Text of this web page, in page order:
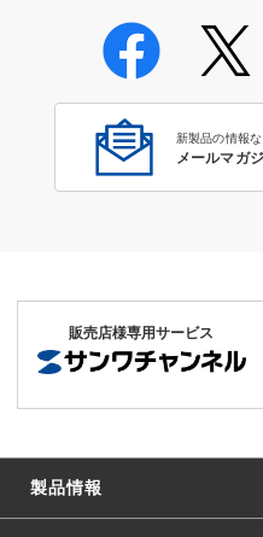
新製品の情報
メールマガ
販売店様専用サービス
製品情報